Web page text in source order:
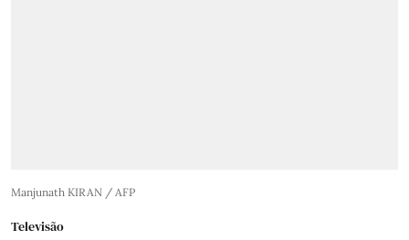
Manjunath KIRAN / AFP
Televisão